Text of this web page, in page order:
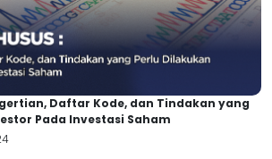
Daftar Kode, dan Tindakan yang
Pada Investasi Saham